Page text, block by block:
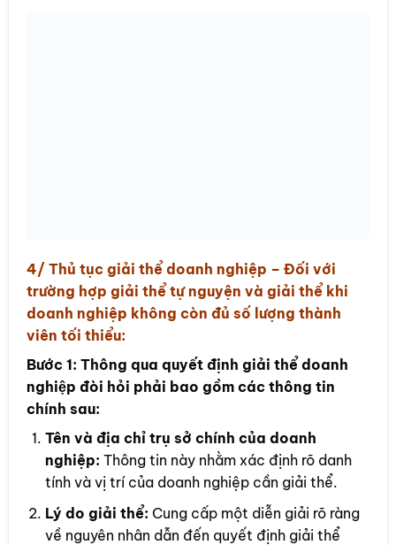
4/ Thủ tục giải thể doanh nghiệp – Đối với
trường hợp giải thể tự nguyện và giải thể khi
doanh nghiệp không còn đủ số lượng thành
viên tối thiểu:
Bước 1: Thông qua quyết định giải thể doanh
nghiệp đòi hỏi phải bao gồm các thông tin
chính sau:
Tên và địa chỉ trụ sở chính của doanh
nghiệp: Thông tin này nhằm xác định rõ danh
tính và vị trí của doanh nghiệp cần giải thể.
Lý do giải thể: Cung cấp một diễn giải rõ ràng
về nguyên nhân dẫn đến quyết định giải thể